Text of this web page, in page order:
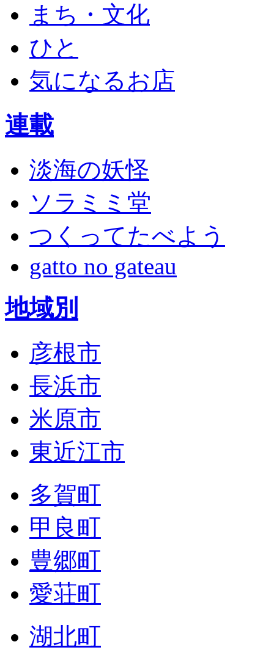
まち・文化
ひと
気になるお店
連載
淡海の妖怪
ソラミミ堂
つくってたべよう
gatto no gateau
地域別
彦根市
長浜市
米原市
東近江市
多賀町
甲良町
豊郷町
愛荘町
湖北町